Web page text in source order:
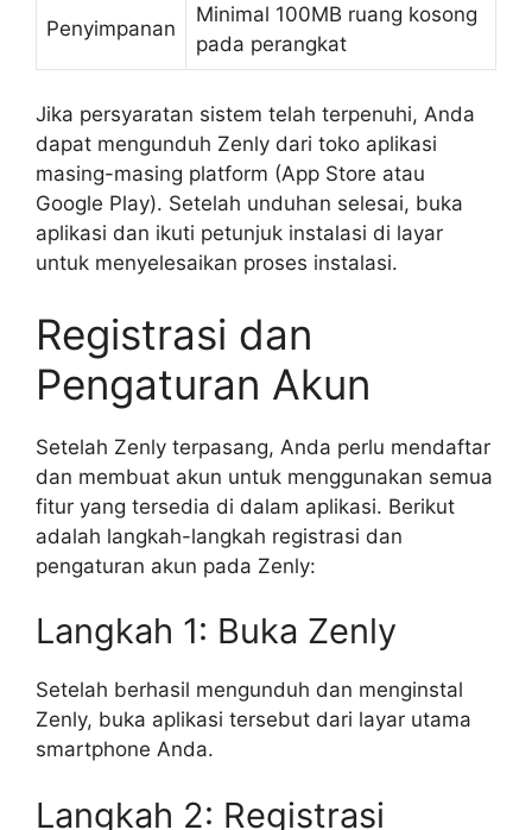
Penyimpanan
Minimal 100MB ruang kosong
pada perangkat
Jika persyaratan sistem telah terpenuhi, Anda
dapat mengunduh Zenly dari toko aplikasi
masing-masing platform (App Store atau
Google Play). Setelah unduhan selesai, buka
aplikasi dan ikuti petunjuk instalasi di layar
untuk menyelesaikan proses instalasi.
Registrasi dan
Pengaturan Akun
Setelah Zenly terpasang, Anda perlu mendaftar
dan membuat akun untuk menggunakan semua
fitur yang tersedia di dalam aplikasi. Berikut
adalah langkah-langkah registrasi dan
pengaturan akun pada Zenly:
Langkah 1: Buka Zenly
Setelah berhasil mengunduh dan menginstal
Zenly, buka aplikasi tersebut dari layar utama
smartphone Anda.
Langkah 2: Registrasi